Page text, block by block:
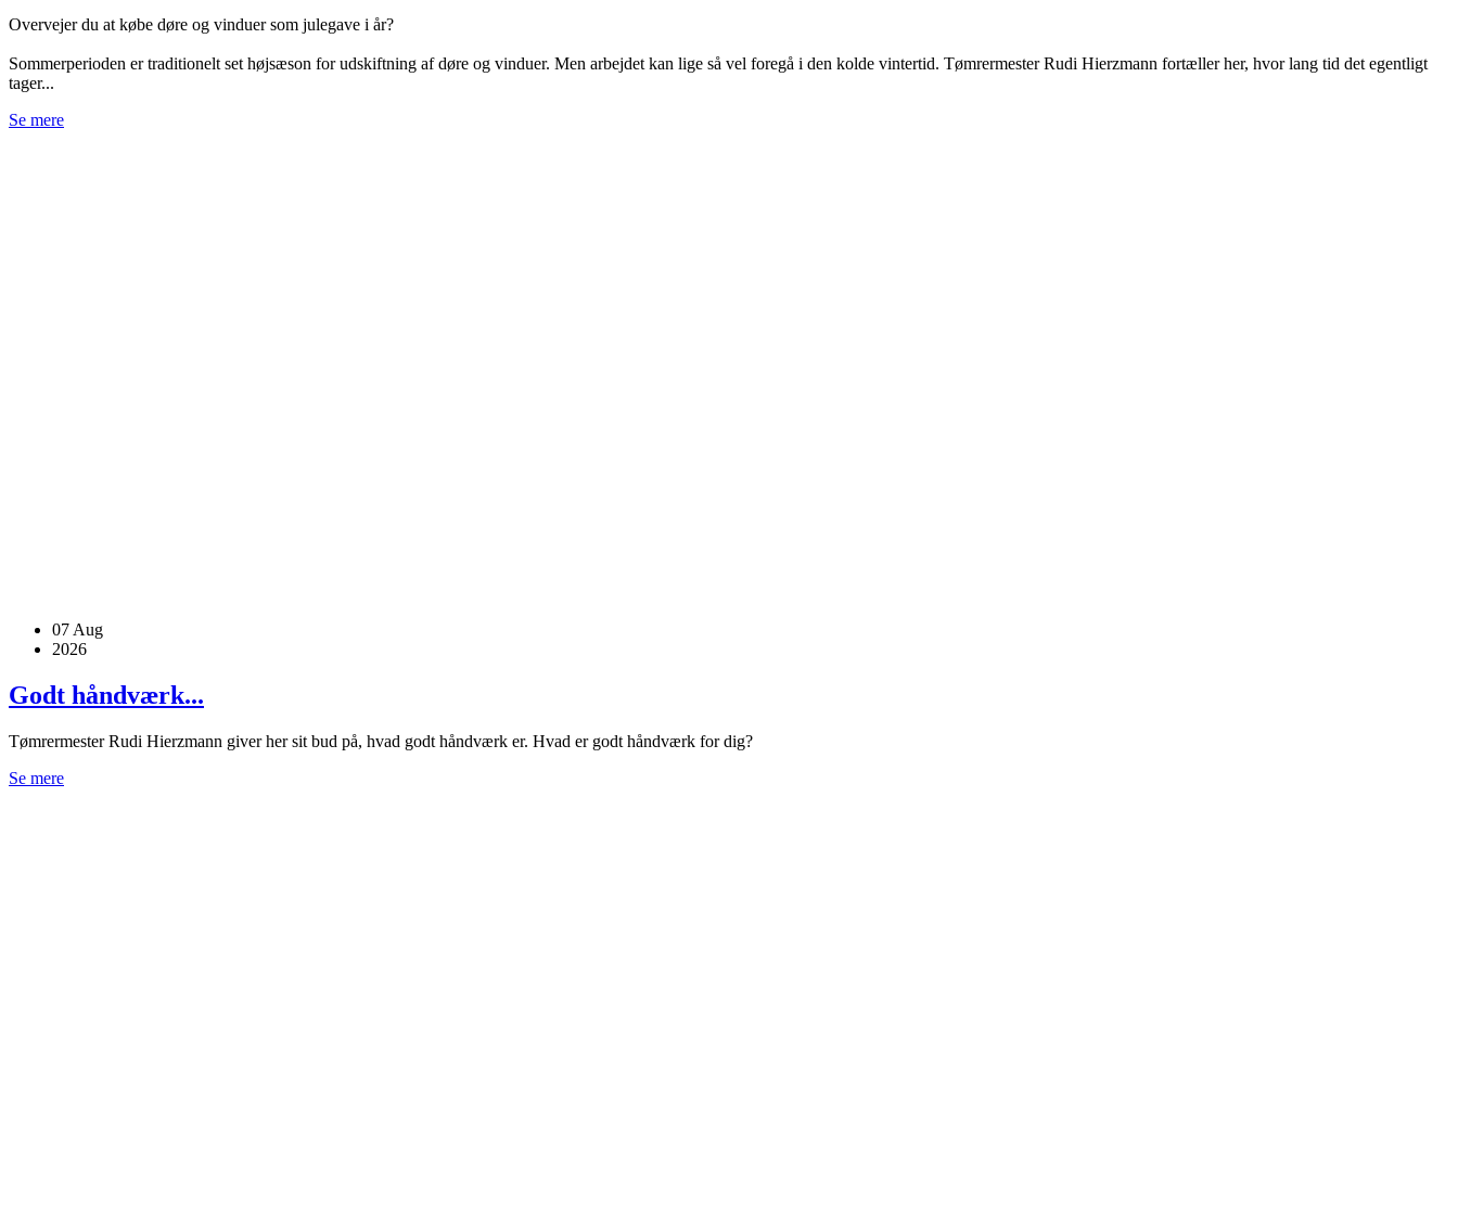
Overvejer du at købe døre og vinduer som julegave i år?
Sommerperioden er traditionelt set højsæson for udskiftning af døre og vinduer. Men arbejdet kan lige så vel foregå i den kolde vintertid. Tømrermester Rudi Hierzmann fortæller her, hvor lang tid det egentligt
tager...
Se mere
07 Aug
2026
Godt håndværk...
Tømrermester Rudi Hierzmann giver her sit bud på, hvad godt håndværk er. Hvad er godt håndværk for dig?
Se mere